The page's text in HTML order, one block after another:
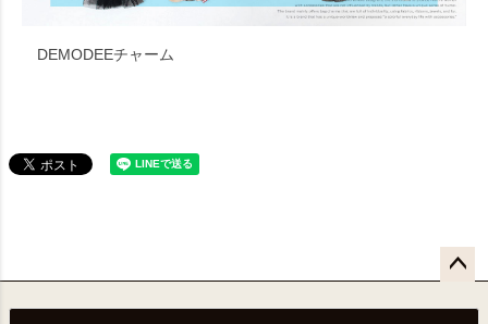
DEMODEEチャーム